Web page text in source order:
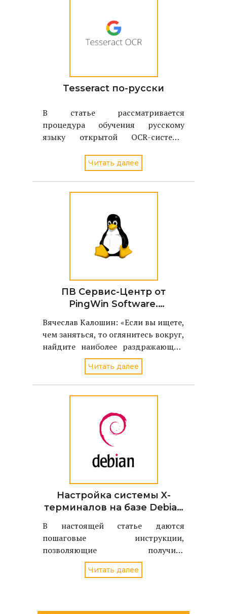
Tesseract по-русски
В статье рассматривается
процедура обучения русскому
языку открытой OCR-системы
компанией Hewlett-Packard.
Читать далее
ПВ Сервис-Центр от
PingWin Software.
службы технической
поддержки на базе
открытого ПО
Вячеслав Калошин: «Если вы ищете,
чем заняться, то оглянитесь вокруг,
найдите наиболее раздражающую
вещь и устраните ее. В работе
ServiceDesk самой нудной частью
было:
Читать далее
Настройка системы X-
терминалов на базе Debian
В настоящей статье даются
пошаговые инструкции,
позволяющие получить
работоспособную систему X-
терминалов практически на любом
Читать далее